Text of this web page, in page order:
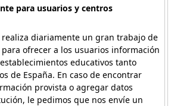
para usuarios y centros
realiza diariamente un gran trabajo de
ofrecer a los usuarios información
educativos tanto
de España. En caso de encontrar
provista o agregar datos
le pedimos que nos envíe un